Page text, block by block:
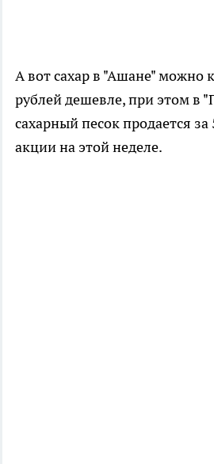
А вот сахар в "Ашане" можно
рублей дешевле, при этом в
сахарный песок продается
акции на этой неделе.